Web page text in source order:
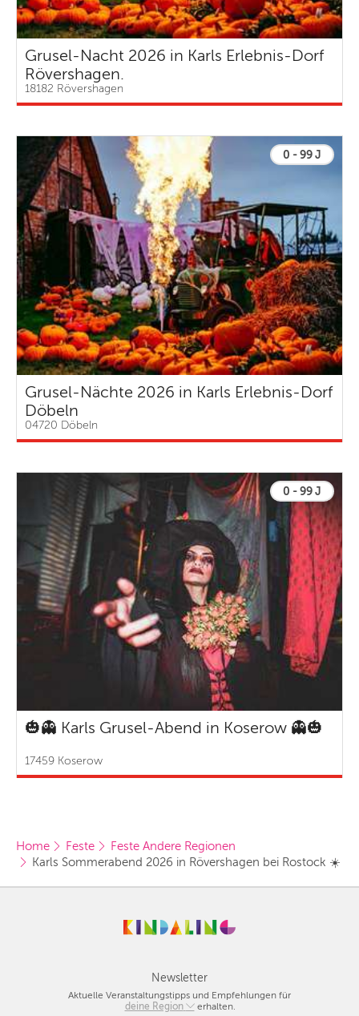
Grusel-Nacht 2026 in Karls Erlebnis-Dorf
Rövershagen.
18182 Rövershagen
0 - 99 J
Grusel-Nächte 2026 in Karls Erlebnis-Dorf
Döbeln
04720 Döbeln
0 - 99 J
🎃👻 Karls Grusel-Abend in Koserow 👻🎃
17459 Koserow
Home Feste
Feste Andere Regionen
Karls Sommerabend 2026 in Rövershagen bei Rostock ☀️
Newsletter
Aktuelle Veranstaltungstipps und Empfehlungen für
deine Region
Berlin
erhalten.